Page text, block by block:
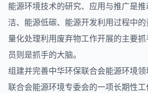
能源环境技术的研究、应用与推广是
洁、能源低碳、能源开发利用过程中
量化处理利用废弃物工作开展的主要
员则是抓手的大脑。
组建并完善中华环保联合会能源环境
联合会能源环境专委会的一项长期性